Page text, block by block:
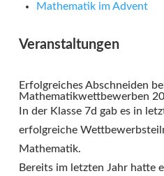
Mathematik im Advent
Veranstaltungen
Erfolgreiches Abschneiden
Mathematikwettbewerben
In der Klasse 7d gab es in
erfolgreiche
Mathematik.
Bereits im letzten Jahr hatte